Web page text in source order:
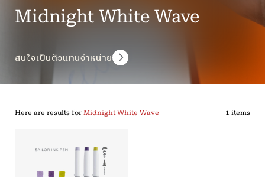
Midnight White Wave
สนใจเป็นตัวแทนจำหน่าย
Here are results for Midnight White Wave 1 items